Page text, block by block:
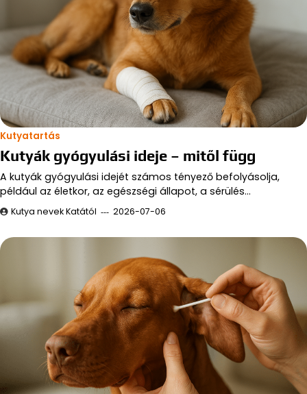
Kutyatartás
Kutyák gyógyulási ideje – mitől függ
A kutyák gyógyulási idejét számos tényező befolyásolja,
például az életkor, az egészségi állapot, a sérülés…
Kutya nevek Katától 2026-07-06